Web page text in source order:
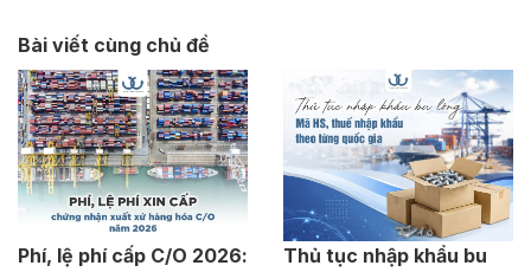
Bài viết cùng chủ đề
Phí, lệ phí cấp C/O 2026:
Thủ tục nhập khẩu bu